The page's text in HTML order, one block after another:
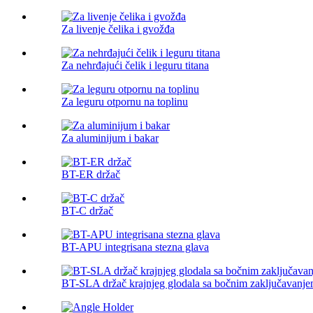
Za livenje čelika i gvožđa
Za nehrđajući čelik i leguru titana
Za leguru otpornu na toplinu
Za aluminijum i bakar
BT-ER držač
BT-C držač
BT-APU integrisana stezna glava
BT-SLA držač krajnjeg glodala sa bočnim